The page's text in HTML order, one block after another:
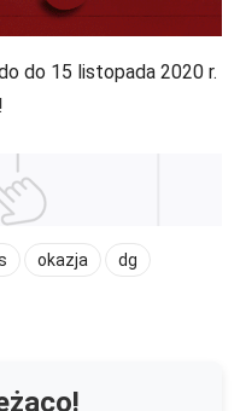
do 15 listopada 2020 r.
okazja dg